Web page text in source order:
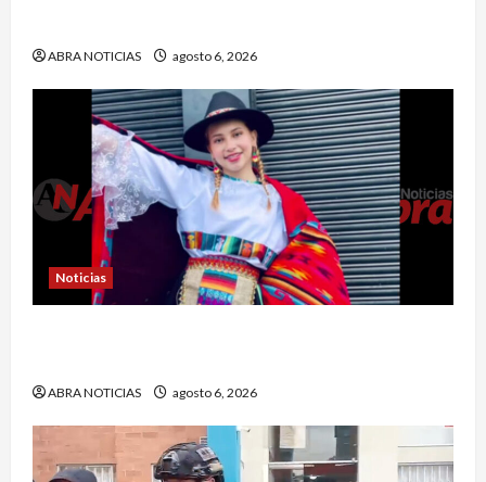
ABRA NOTICIAS agosto 6, 2026
Noticias
ABRA NOTICIAS agosto 6, 2026